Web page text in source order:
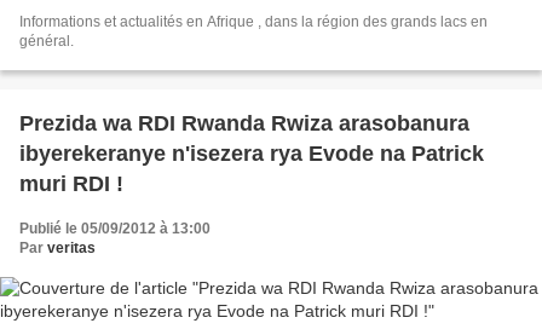
Informations et actualités en Afrique , dans la région des grands lacs en
général.
Prezida wa RDI Rwanda Rwiza arasobanura
ibyerekeranye n'isezera rya Evode na Patrick
muri RDI !
Publié le 05/09/2012 à 13:00
Par veritas